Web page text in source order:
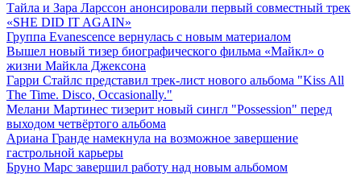
Тайла и Зара Ларссон анонсировали первый совместный трек
«SHE DID IT AGAIN»
Группа Evanescence вернулась с новым материалом
Вышел новый тизер биографического фильма «Майкл» о
жизни Майкла Джексона
Гарри Стайлс представил трек-лист нового альбома "Kiss All
The Time. Disco, Occasionally."
Мелани Мартинес тизерит новый сингл "Possession" перед
выходом четвёртого альбома
Ариана Гранде намекнула на возможное завершение
гастрольной карьеры
Бруно Марс завершил работу над новым альбомом